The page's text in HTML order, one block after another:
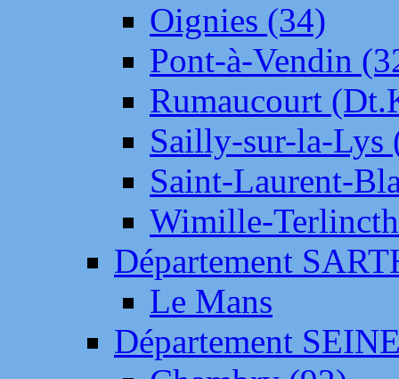
Oignies (34)
Pont-à-Vendin
Rumaucourt
Sailly-sur-la-Lys
Saint-Laurent-
Wimille-
Département
Le Mans
Département